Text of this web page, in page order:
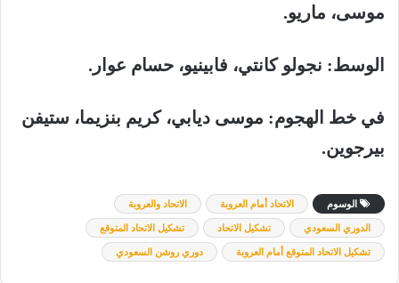
موسى، ماريو.
الوسط: نجولو كانتي، فابينيو، حسام عوار.
في خط الهجوم: موسى ديابي، كريم بنزيما، ستيفن
بيرجوين.
الوسوم الاتحاد أمام العروبة الاتحاد والعروبة
الدوري السعودي تشكيل الاتحاد تشكيل الاتحاد المتوقع
تشكيل الاتحاد المتوقع أمام العروبة دوري روشن السعودي